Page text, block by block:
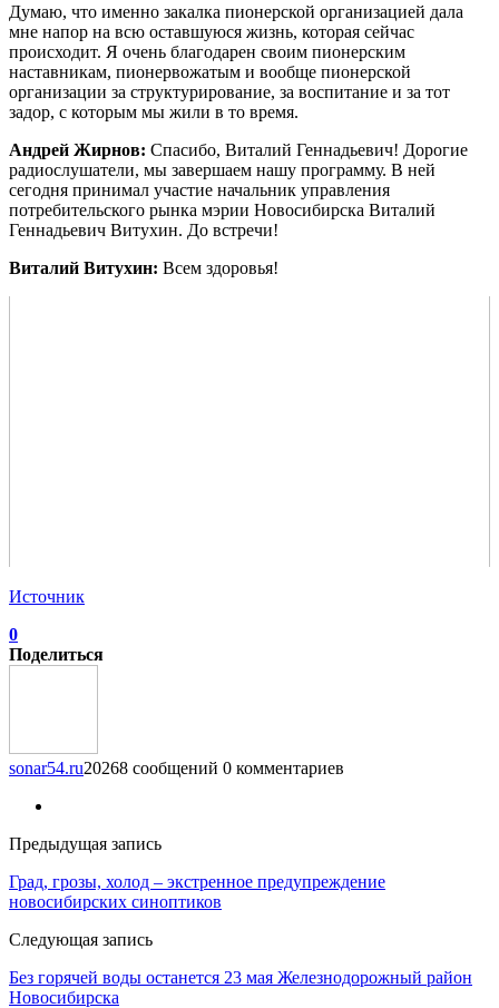
Думаю, что именно закалка пионерской организацией дала
мне напор на всю оставшуюся жизнь, которая сейчас
происходит. Я очень благодарен своим пионерским
наставникам, пионервожатым и вообще пионерской
организации за структурирование, за воспитание и за тот
задор, с которым мы жили в то время.
Андрей Жирнов: Спасибо, Виталий Геннадьевич! Дорогие
радиослушатели, мы завершаем нашу программу. В ней
сегодня принимал участие начальник управления
потребительского рынка мэрии Новосибирска Виталий
Геннадьевич Витухин. До встречи!
Виталий Витухин: Всем здоровья!
Источник
0
Поделиться
sonar54.ru20268 сообщений 0 комментариев
Предыдущая запись
Град, грозы, холод – экстренное предупреждение
новосибирских синоптиков
Следующая запись
Без горячей воды останется 23 мая Железнодорожный район
Новосибирска